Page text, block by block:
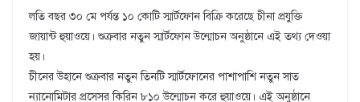
লতি বছর ৩০ মে পর্যন্ত ১০ কোটি স্মার্টফোন বিক্রি করেছে চীনা প্রযুক্তি
জায়ান্ট হুয়াওয়ে। শুক্রবার নতুন স্মার্টফোন উন্মোচন অনুষ্ঠানে এই তথ্য দেওয়া
হয়।
চীনের উহানে শুক্রবার নতুন তিনটি স্মার্টফোনের পাশাপাশি নতুন সাত
ন্যানোমিটার প্রসেসর কিরিন ৮১০ উন্মোচন করে হুয়াওয়ে। এই অনুষ্ঠানে